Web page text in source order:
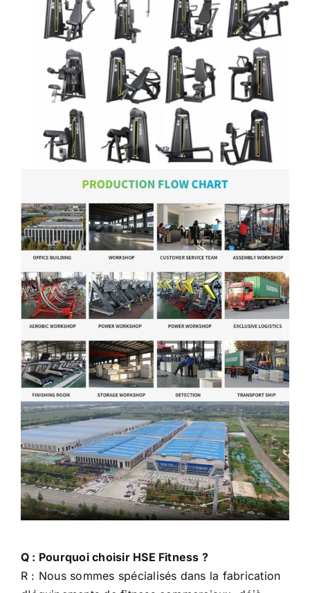
Q : Pourquoi choisir HSE Fitness ?
R : Nous sommes spécialisés dans la fabrication